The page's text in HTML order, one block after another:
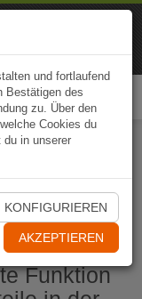
Funktion
und fortlaufend
Bestätigen des
zu. Über den
Cookies du
in unserer
KONFIGURIEREN
AKZEPTIEREN